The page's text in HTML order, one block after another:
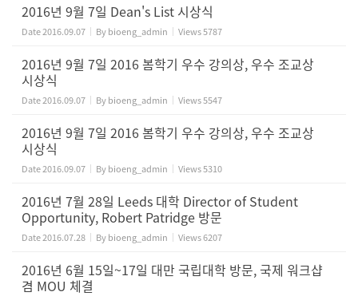
2016년 9월 7일 Dean's List 시상식
Date2016.09.07 Bybioeng_admin Views5787
2016년 9월 7일 2016 봄학기 우수 강의상, 우수 조교상
시상식
Date2016.09.07 Bybioeng_admin Views5547
2016년 9월 7일 2016 봄학기 우수 강의상, 우수 조교상
시상식
Date2016.09.07 Bybioeng_admin Views5310
2016년 7월 28일 Leeds 대학 Director of Student
Opportunity, Robert Patridge 방문
Date2016.07.28 Bybioeng_admin Views6207
2016년 6월 15일~17일 대만 국립대학 방문, 국제 워크샵
겸 MOU 체결